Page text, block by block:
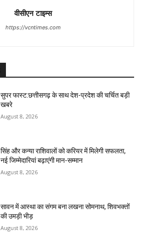
वीसीएन टाइम्स
https://vcntimes.com
सुपर फास्ट:छत्तीसगढ़ के साथ देश-प्रदेश की चर्चित बड़ी
खबरे
August 8, 2026
सिंह और कन्या राशिवालों को करियर में मिलेगी सफलता,
नई जिम्मेदारियां बढ़ाएंगी मान-सम्मान
August 8, 2026
सावन में आस्था का संगम बना लखना सोमनाथ, शिवभक्तों
की उमड़ी भीड़
August 8, 2026